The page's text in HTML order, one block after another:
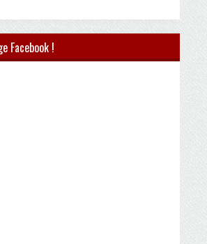
Facebook !